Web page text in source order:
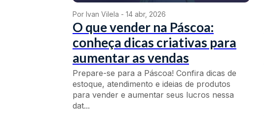
Por Ivan Vilela - 14 abr, 2026
O que vender na Páscoa:
conheça dicas criativas para
aumentar as vendas
Prepare-se para a Páscoa! Confira dicas de
estoque, atendimento e ideias de produtos
para vender e aumentar seus lucros nessa
dat...